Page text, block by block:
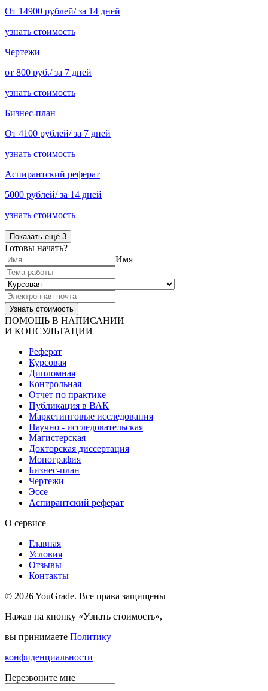
От 14900 рублей/ за 14 дней
узнать стоимость
Чертежи
от 800 руб./ за 7 дней
узнать стоимость
Бизнес-план
От 4100 рублей/ за 7 дней
узнать стоимость
Аспирантский реферат
5000 рублей/ за 14 дней
узнать стоимость
Показать ещё 3
Готовы начать?
Имя
ПОМОЩЬ В НАПИСАНИИ
И КОНСУЛЬТАЦИИ
Реферат
Курсовая
Дипломная
Контрольная
Отчет по практике
Публикация в ВАК
Маркетинговые исследования
Научно - исследовательская
Магистерская
Докторская диссертация
Монография
Бизнес-план
Чертежи
Эссе
Аспирантский реферат
О сервисе
Главная
Условия
Отзывы
Контакты
© 2026 YouGrade. Все права защищены
Нажав на кнопку «Узнать стоимость»,
вы принимаете Политику
конфиденциальности
Перезвоните мне